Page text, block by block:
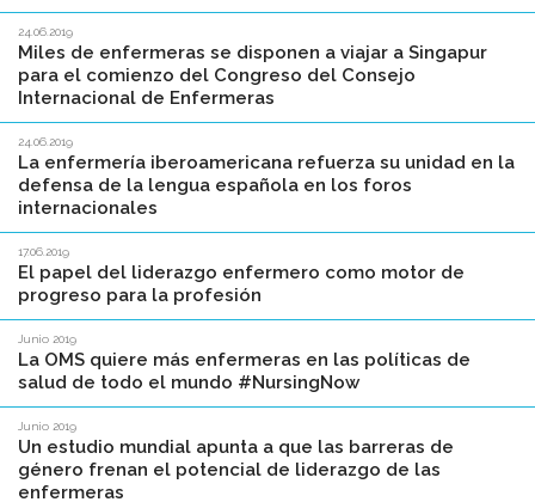
24.06.2019
Miles de enfermeras se disponen a viajar a Singapur
para el comienzo del Congreso del Consejo
Internacional de Enfermeras
24.06.2019
La enfermería iberoamericana refuerza su unidad en la
defensa de la lengua española en los foros
internacionales
17.06.2019
El papel del liderazgo enfermero como motor de
progreso para la profesión
Junio 2019
La OMS quiere más enfermeras en las políticas de
salud de todo el mundo #NursingNow
Junio 2019
Un estudio mundial apunta a que las barreras de
género frenan el potencial de liderazgo de las
enfermeras